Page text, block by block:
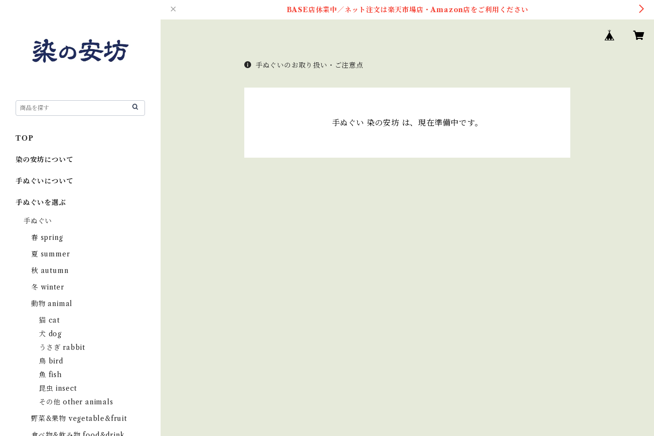
BASE店休業中／ネット注文は楽天市場店・Amazon店をご利用ください
手ぬぐいのお取り扱い・ご注意点
手ぬぐい 染の安坊 は、現在準備中です。
TOP
染の安坊について
手ぬぐいについて
手ぬぐいを選ぶ
手ぬぐい
春 spring
夏 summer
秋 autumn
冬 winter
動物 animal
猫 cat
犬 dog
うさぎ rabbit
鳥 bird
魚 fish
昆虫 insect
その他 other animals
野菜&果物 vegetable&fruit